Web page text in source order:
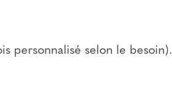
personnalisé selon le besoin).